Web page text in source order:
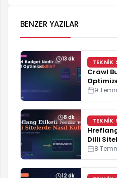
BENZER YAZILAR
13 dk TEKNIK
Crawl
9
8 dk TEKNIK
Dilli
8
12 dk